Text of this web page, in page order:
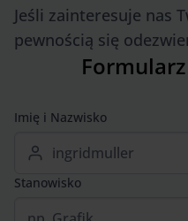
Jeśli zainteresuje nas
pewnością się
Imię i Nazwisko
Stanowisko